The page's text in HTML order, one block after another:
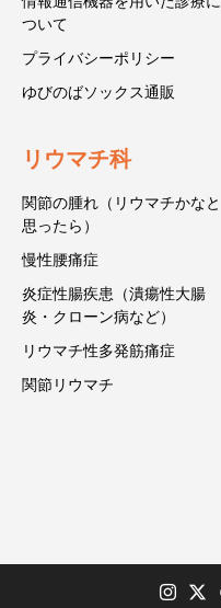
ついて
プライバシーポリシー
ゆびのばソックス通販
リウマチ科
関節の腫れ（リウマチかなと
思ったら）
慢性腰痛症
炎症性腸疾患（潰瘍性大腸
炎・クローン病など）
リウマチ性多発筋痛症
関節リウマチ